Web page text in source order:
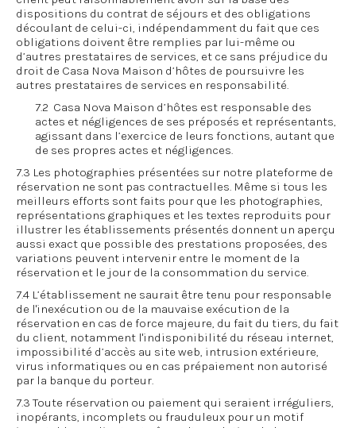
dispositions du contrat de séjours et des obligations
découlant de celui-ci, indépendamment du fait que ces
obligations doivent être remplies par lui-même ou
d’autres prestataires de services, et ce sans préjudice du
droit de Casa Nova Maison d’hôtes de poursuivre les
autres prestataires de services en responsabilité.
7.2 Casa Nova Maison d’hôtes est responsable des
actes et négligences de ses préposés et représentants,
agissant dans l’exercice de leurs fonctions, autant que
de ses propres actes et négligences.
7.3 Les photographies présentées sur notre plateforme de
réservation ne sont pas contractuelles. Même si tous les
meilleurs efforts sont faits pour que les photographies,
représentations graphiques et les textes reproduits pour
illustrer les établissements présentés donnent un aperçu
aussi exact que possible des prestations proposées, des
variations peuvent intervenir entre le moment de la
réservation et le jour de la consommation du service.
7.4 L’établissement ne saurait être tenu pour responsable
de l'inexécution ou de la mauvaise exécution de la
réservation en cas de force majeure, du fait du tiers, du fait
du client, notamment l'indisponibilité du réseau internet,
impossibilité d’accès au site web, intrusion extérieure,
virus informatiques ou en cas prépaiement non autorisé
par la banque du porteur.
7.3 Toute réservation ou paiement qui seraient irréguliers,
inopérants, incomplets ou frauduleux pour un motif